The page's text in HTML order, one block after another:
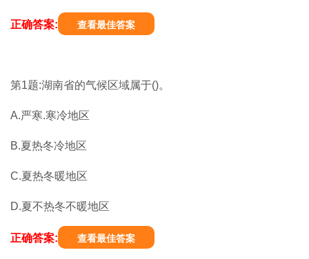
正确答案: 查看最佳答案
第1题:湖南省的气候区域属于()。
A.严寒.寒冷地区
B.夏热冬冷地区
C.夏热冬暖地区
D.夏不热冬不暖地区
正确答案: 查看最佳答案